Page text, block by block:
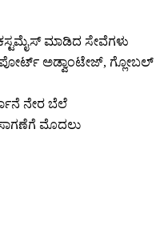
ಕಸ್ಟಮೈಸ್ ಮಾಡಿದ ಸೇವೆಗಳು
ಅಡ್ವಾಂಟೇಜ್, ಗ್ಲೋಬಲ್
ನೇರ ಬೆಲೆ
ಮೊದಲು